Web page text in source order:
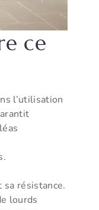
ce
l’utilisation
résistance.
lourds